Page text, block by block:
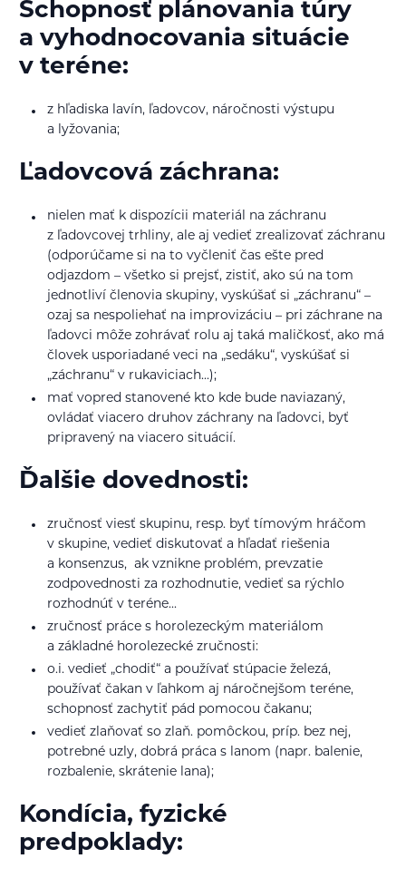
Schopnosť plánovania túry
a vyhodnocovania situácie
v teréne:
z hľadiska lavín, ľadovcov, náročnosti výstupu
a lyžovania;
Ľadovcová záchrana:
nielen mať k dispozícii materiál na záchranu
z ľadovcovej trhliny, ale aj vedieť zrealizovať záchranu
(odporúčame si na to vyčleniť čas ešte pred
odjazdom – všetko si prejsť, zistiť, ako sú na tom
jednotliví členovia skupiny, vyskúšať si „záchranu“ –
ozaj sa nespoliehať na improvizáciu – pri záchrane na
ľadovci môže zohrávať rolu aj taká maličkosť, ako má
človek usporiadané veci na „sedáku“, vyskúšať si
„záchranu“ v rukaviciach...);
mať vopred stanovené kto kde bude naviazaný,
ovládať viacero druhov záchrany na ľadovci, byť
pripravený na viacero situácií.
Ďalšie dovednosti:
zručnosť viesť skupinu, resp. byť tímovým hráčom
v skupine, vedieť diskutovať a hľadať riešenia
a konsenzus, ak vznikne problém, prevzatie
zodpovednosti za rozhodnutie, vedieť sa rýchlo
rozhodnúť v teréne...
zručnosť práce s horolezeckým materiálom
a základné horolezecké zručnosti:
o.i. vedieť „chodiť“ a používať stúpacie železá,
používať čakan v ľahkom aj náročnejšom teréne,
schopnosť zachytiť pád pomocou čakanu;
vedieť zlaňovať so zlaň. pomôckou, príp. bez nej,
potrebné uzly, dobrá práca s lanom (napr. balenie,
rozbalenie, skrátenie lana);
Kondícia, fyzické
predpoklady: